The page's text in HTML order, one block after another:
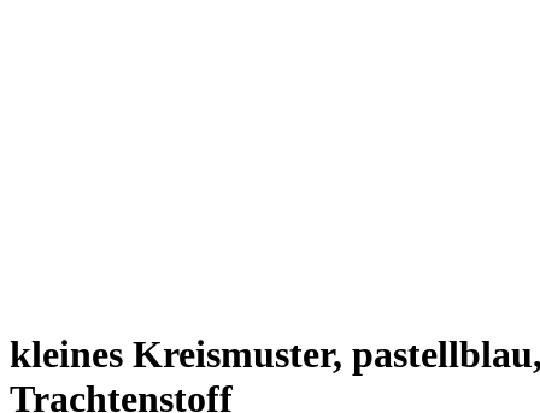
kleines Kreismuster,
Trachtenstoff